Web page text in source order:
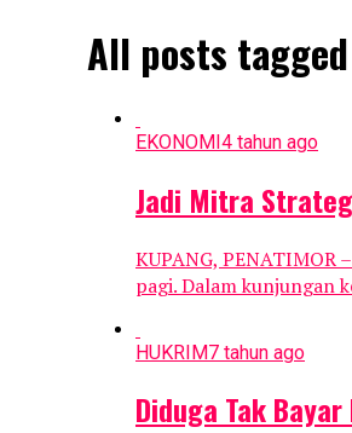
All posts
EKONOMI4 tahun ago
Jadi Mitra
KUPANG, PENATIMOR
pagi. Dalam kunjungan
HUKRIM7 tahun ago
Diduga Tak